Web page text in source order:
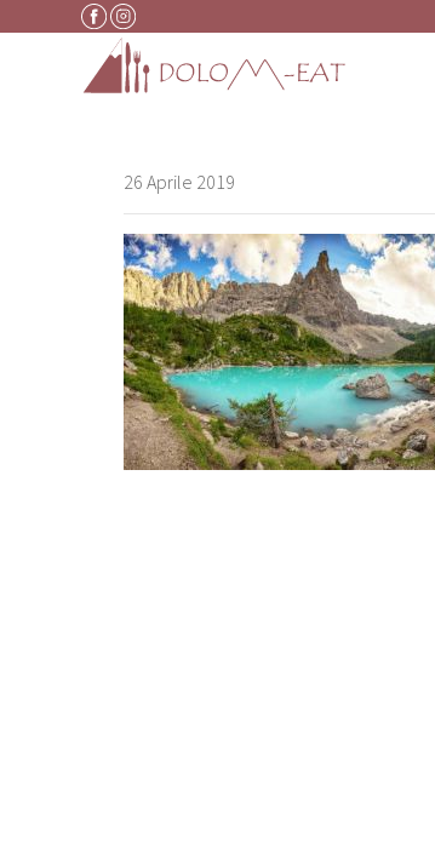
Vai al contenuto
26 Aprile 2019